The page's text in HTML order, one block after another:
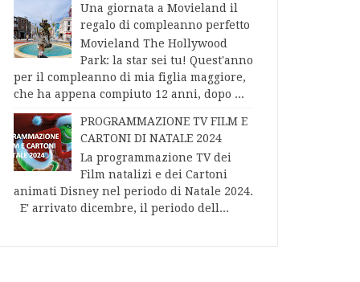
Una giornata a Movieland il
regalo di compleanno perfetto
Movieland The Hollywood
Park: la star sei tu! Quest'anno
per il compleanno di mia figlia maggiore,
che ha appena compiuto 12 anni, dopo ...
PROGRAMMAZIONE TV FILM E
CARTONI DI NATALE 2024
La programmazione TV dei
Film natalizi e dei Cartoni
animati Disney nel periodo di Natale 2024.
E' arrivato dicembre, il periodo dell...